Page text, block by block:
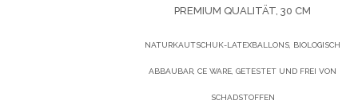
PREMIUM QUALITÄT, 30 CM
NATURKAUTSCHUK-LATEXBALLONS, BIOLOGISCH
ABBAUBAR, CE WARE, GETESTET UND FREI VON
SCHADSTOFFEN